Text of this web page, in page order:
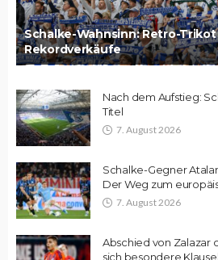
Schalke-Wahnsinn: Retro-
Rekordverkäufe
Nach dem Aufstieg:
Titel
7. August 2026
Schalke-Gegner
Der Weg zum
7. August 2026
Abschied von Zalazar
sich besondere Klausel